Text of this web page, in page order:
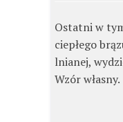
Ostatni w
ciepłego
lnianej,
Wzór własny.